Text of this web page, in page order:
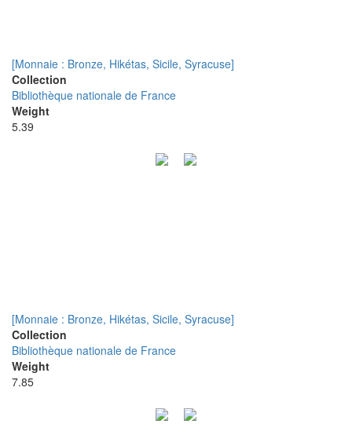
[Monnaie : Bronze, Hikétas, Sicile, Syracuse]
Collection
Bibliothèque nationale de France
Weight
5.39
[Monnaie : Bronze, Hikétas, Sicile, Syracuse]
Collection
Bibliothèque nationale de France
Weight
7.85